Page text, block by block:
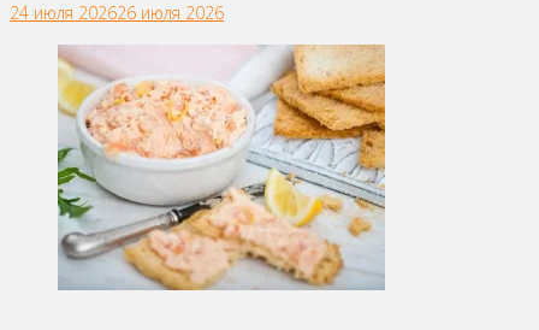
24 июля 202626 июля 2026